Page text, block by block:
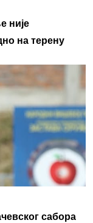
није
на терену
сабора